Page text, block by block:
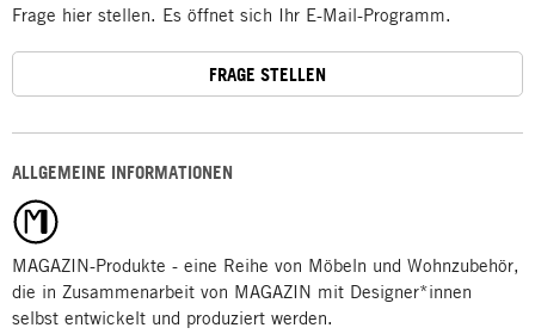
ALLGEMEINE INFORMATIONEN
MAGAZIN-Produkte - eine Reihe von Möbeln und Wohnzubehör,
die in Zusammenarbeit von MAGAZIN mit Designer*innen
selbst entwickelt und produziert werden.
Frage hier stellen. Es öffnet sich Ihr E-Mail-Programm.
FRAGE STELLEN